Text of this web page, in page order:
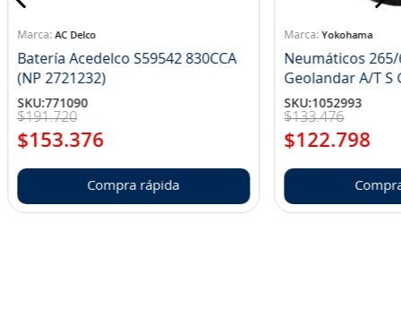
AC Delco
Batería Acedelco S59542 830CCA
(NP 2721232)
SKU:771090
$191.720
$153.376
Compra rápida
Yokohama
Neumáticos 265/
SKU:1052993
$133.476
$122.798